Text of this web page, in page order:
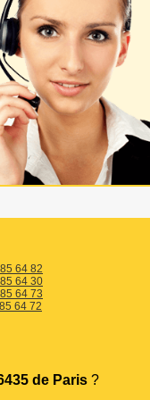
64 82
64 30
64 73
64 72
de Paris ?